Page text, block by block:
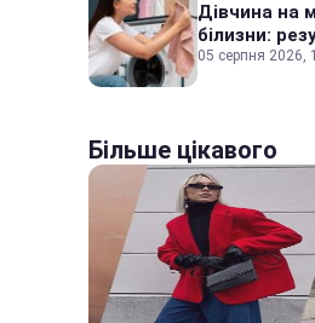
Дівчина на
білизни:
05 серпня 2026,
Більше цікавого